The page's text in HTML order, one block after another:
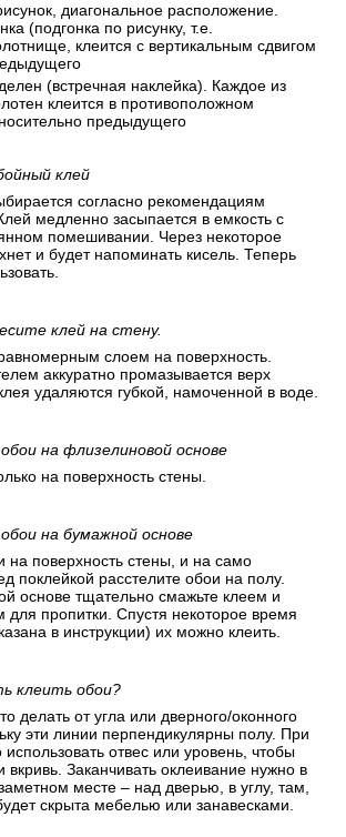
диагональное расположение.
(подгонка по рисунку, т.е.
клеится с вертикальным сдвигом
(встречная наклейка). Каждое из
клеится в противоположном
предыдущего
клей
согласно рекомендациям
медленно засыпается в емкость с
помешивании. Через некоторое
и будет напоминать кисель. Теперь
клей на стену.
слоем на поверхность.
аккуратно промазывается верх
удаляются губкой, намоченной в воде.
на флизелиновой основе
на поверхность стены.
на бумажной основе
на поверхность стены, и на само
поклейкой расстелите обои на полу.
основе тщательно смажьте клеем и
для пропитки. Спустя некоторое время
в инструкции) их можно клеить.
клеить обои?
делать от угла или дверного/оконного
эти линии перпендикулярны полу. При
отвес или уровень, чтобы
Заканчивать оклеивание нужно в
месте – над дверью, в углу, там,
скрыта мебелью или занавесками.